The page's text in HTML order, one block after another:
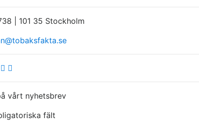
| 101 35 Stockholm
vårt nyhetsbrev
fält